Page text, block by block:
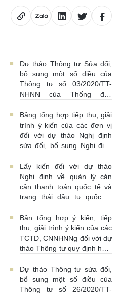
Dự thảo Thông tư Sửa đổi,
bổ sung một số điều của
Thông tư số 03/2020/TT-
NHNN của Thống đốc
tiền của NHNN 03/08/2026 |
11:16:00
Bảng tổng hợp tiếp thu, giải
trình ý kiến của các đơn vị
đối với dự thảo Nghị định
sửa đổi, bổ sung Nghị định
30/07/2026 | 09:09:00
Lấy kiến đối với dự thảo
Nghị định về quản lý cán
cân thanh toán quốc tế và
trạng thái đầu tư quốc tế
15:00:00
Bản tổng hợp ý kiến, tiếp
thu, giải trình ý kiến của các
TCTD, CNNHNNg đối với dự
thảo Thông tư quy định hoạt
nhận tiền gửi, mua, bán có
kỳ hạn GTCG giữa các
TCTD, CNNHNNg
Dự thảo Thông tư sửa đổi,
bổ sung một số điều của
Thông tư số 26/2020/TT-